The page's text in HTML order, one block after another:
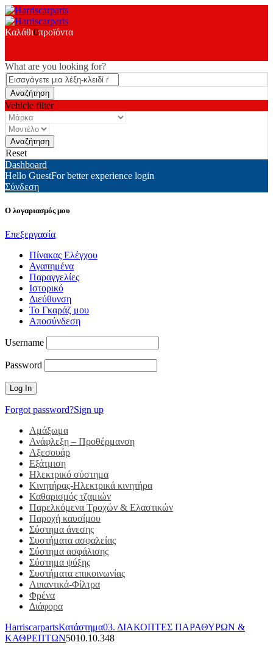
Καλάθι0προϊόντα
What are you looking for?
Vehicle filter
Reset
Dashboard
Hello GuestFor better experience login
Σύνδεση
Ο λογαριασμός μου
Επεξεργασία
Πίνακας Ελέγχου
Αγαπημένα
Παραγγελίες
Ιστορικό
Διεύθυνση
Το Γκαράζ μου
Αποσύνδεση
Username
Password
Forgot password?Sign up
Αμάξωμα
Ανάφλεξη – Προθέρμανση
Αξεσουάρ
Εξάτμιση
Ηλεκτρικό σύστημα
Κινητήρας-Ηλεκτρικά κινητήρα
Καθαρισμός τζαμιών
Παρελκόμενα Τροχών & Ελαστικών
Παροχή καυσίμου
Σύστημα άνεσης
Συστήματα ασφαλείας
Σύστημα ασφάλισης
Σύστημα ψύξης
Συστήματα επικοινωνίας
Λιπαντικά-Φίλτρα
Φρένα
Διάφορα
HarriscarpartsΚατάστημα03. ΔΙΑΚΟΠΤΕΣ ΠΑΡΑΘΥΡΩΝ &
ΚΑΘΡΕΠΤΩΝ5010.10.348